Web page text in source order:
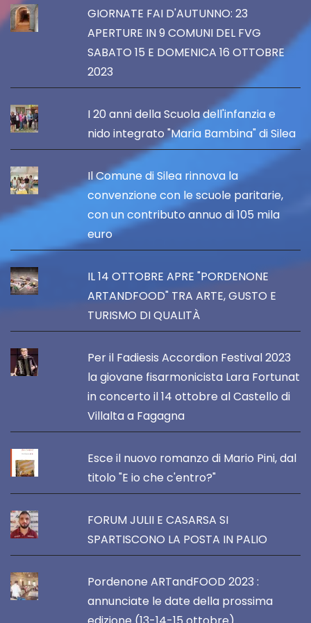
GIORNATE FAI D'AUTUNNO: 23
APERTURE IN 9 COMUNI DEL FVG
SABATO 15 E DOMENICA 16 OTTOBRE
2023
I 20 anni della Scuola dell'infanzia e
nido integrato "Maria Bambina" di Silea
Il Comune di Silea rinnova la
convenzione con le scuole paritarie,
con un contributo annuo di 105 mila
euro
IL 14 OTTOBRE APRE "PORDENONE
ARTANDFOOD" TRA ARTE, GUSTO E
TURISMO DI QUALITÀ
Per il Fadiesis Accordion Festival 2023
la giovane fisarmonicista Lara Fortunat
in concerto il 14 ottobre al Castello di
Villalta a Fagagna
Esce il nuovo romanzo di Mario Pini, dal
titolo "E io che c'entro?"
FORUM JULII E CASARSA SI
SPARTISCONO LA POSTA IN PALIO
Pordenone ARTandFOOD 2023 :
annunciate le date della prossima